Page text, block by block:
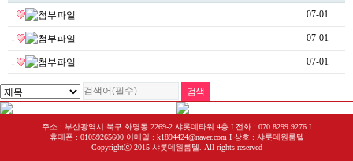
07-01
07-01
07-01
주소 : 부산광역시 북구 화명동 2269-2 샤롯데타워 4층 I 전화 : 070 8299 9276 I
휴대폰 : 01059265600 이메일 : k1894424@naver.com I 상호 : 샤롯데원룸텔
Copyrightⓒ 2015 샤롯데원룸텔. All rights reserved